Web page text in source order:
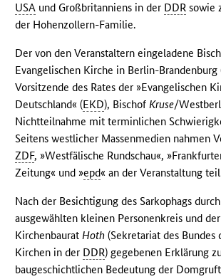
USA und Großbritanniens in der DDR sowie
der Hohenzollern-Familie.
Der von den Veranstaltern eingeladene
Evangelischen Kirche in Berlin-
Vorsitzende des Rates der »Evangelischen
Deutschland« (EKD), BischofKruse/
Nichtteilnahme mit terminlichen
Seitens westlicher Massenmedien nahmen
ZDF, »Westfälische Rundschau«,
Zeitung« und »epd« an der Veranstaltung
Nach der Besichtigung des Sarkophags
ausgewählten kleinen Personenkreis und
KirchenbauratHoth (Sekretariat des Bundes
Kirchen in der DDR) gegebenen Erklärung
baugeschichtlichen Bedeutung der